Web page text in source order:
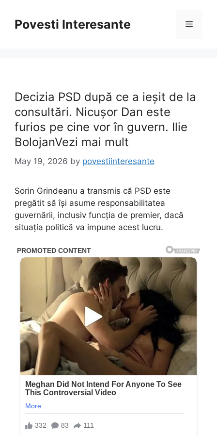
contentPovesti Interesante Menu
Decizia PSD după ce a ieșit de la
consultări. Nicușor Dan este
furios pe cine vor în guvern. Ilie
BolojanVezi mai mult
May 19, 2026 by povestiinteresante
Sorin Grindeanu a transmis că PSD este
pregătit să își asume responsabilitatea
guvernării, inclusiv funcția de premier, dacă
situația politică va impune acest lucru.